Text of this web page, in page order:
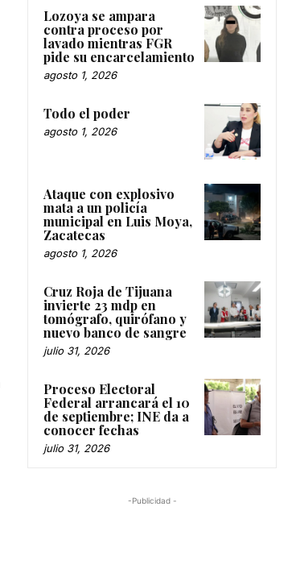
Lozoya se ampara
contra proceso por
lavado mientras FGR
pide su encarcelamiento
agosto 1, 2026
Todo el poder
agosto 1, 2026
Ataque con explosivo
mata a un policía
municipal en Luis Moya,
Zacatecas
agosto 1, 2026
Cruz Roja de Tijuana
invierte 23 mdp en
tomógrafo, quirófano y
nuevo banco de sangre
julio 31, 2026
Proceso Electoral
Federal arrancará el 10
de septiembre; INE da a
conocer fechas
julio 31, 2026
-Publicidad -